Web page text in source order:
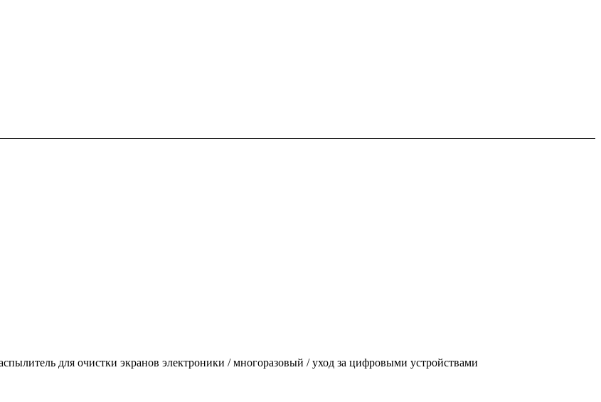
для очистки экранов электроники / многоразовый / уход за цифровыми устройствами